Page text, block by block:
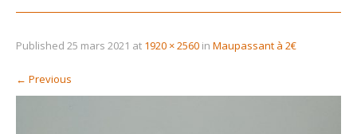
Published 25 mars 2021 at 1920 × 2560 in Maupassant à 2€
← Previous